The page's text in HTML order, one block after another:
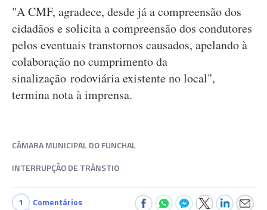
"A CMF, agradece, desde já a compreensão dos
cidadãos e solicita a compreensão dos condutores
pelos eventuais transtornos causados, apelando à
colaboração no cumprimento da
sinalização rodoviária existente no local",
termina nota à imprensa.
CÂMARA MUNICIPAL DO FUNCHAL
INTERRUPÇÃO DE TRÂNSTIO
1 Comentários